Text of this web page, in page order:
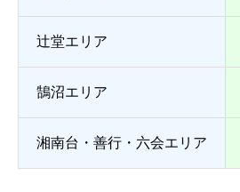
辻堂エリア
鵠沼エリア
湘南台・善行・六会エリア